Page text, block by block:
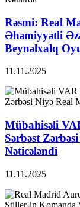
Rəsmi: Real
Əhəmiyyətli
Beynəlxalq
11.11.2025
Mübahisəli
Sərbəst
Nəticələndi
11.11.2025